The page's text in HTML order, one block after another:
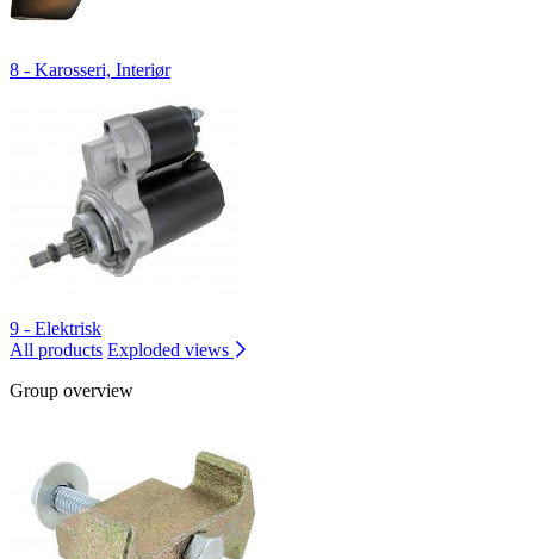
8 - Karosseri, Interiør
9 - Elektrisk
All products Exploded views
Group overview